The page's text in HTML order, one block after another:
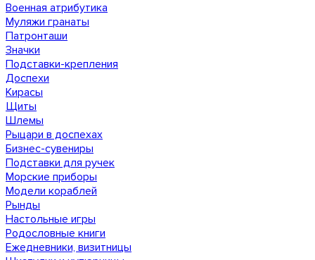
Военная атрибутика
Муляжи гранаты
Патронташи
Значки
Подставки-крепления
Доспехи
Кирасы
Щиты
Шлемы
Рыцари в доспехах
Бизнес-сувениры
Подставки для ручек
Морские приборы
Модели кораблей
Рынды
Настольные игры
Родословные книги
Ежедневники, визитницы